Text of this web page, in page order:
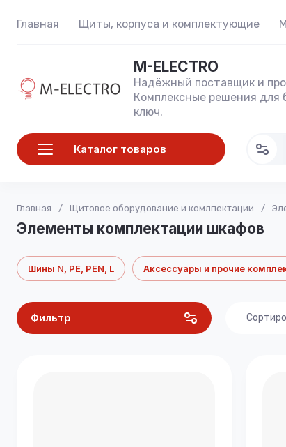
Главная Щиты, корпуса и комплектующие
M-ELECTRO
Надёжный поставщик и
Комплексные решения для
ключ.
Каталог товаров
Главная / Щитовое оборудование и комлпектации /
Элементы комплектации шкафов
Шины N, PE, PEN, L Аксессуары и прочие
Фильтр